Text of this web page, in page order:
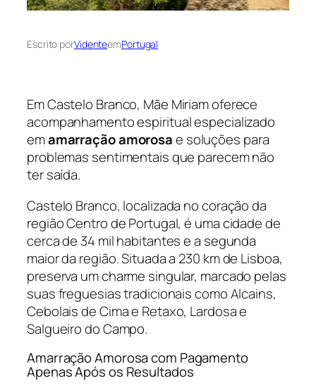
Escrito porVidenteemPortugal
Em Castelo Branco, Mãe Miriam oferece
acompanhamento espiritual especializado
emamarração amorosae soluções para
problemas sentimentais que parecem não
ter saída.
Castelo Branco, localizada no coração da
região Centro de Portugal, é uma cidade de
cerca de 34 mil habitantes e a segunda
maior da região. Situada a 230 km de Lisboa,
preserva um charme singular, marcado pelas
suas freguesias tradicionais como Alcains,
Cebolais de Cima e Retaxo, Lardosa e
Salgueiro do Campo.
Amarração Amorosa com Pagamento
Apenas Após os Resultados